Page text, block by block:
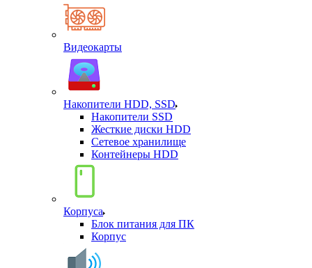
Видеокарты
Накопители HDD, SSD
Накопители SSD
Жесткие диски HDD
Сетевое хранилище
Контейнеры HDD
Корпуса
Блок питания для ПК
Корпус